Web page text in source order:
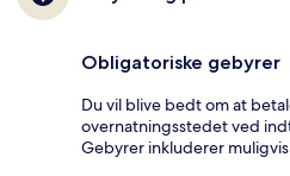
Obligatoriske gebyrer
Du vil blive bedt om at
overnatningsstedet ved
Gebyrer inkluderer